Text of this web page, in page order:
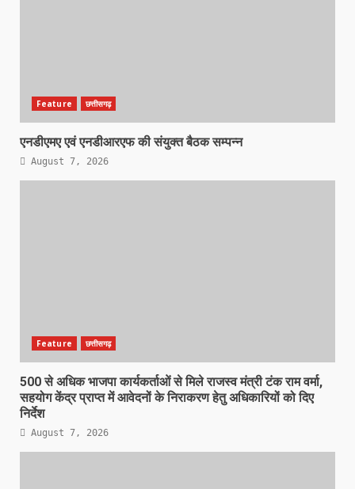
Feature छत्तीसगढ़
एनडीएमए एवं एनडीआरएफ की संयुक्त बैठक सम्पन्न
August 7, 2026
Feature छत्तीसगढ़
500 से अधिक भाजपा कार्यकर्ताओं से मिले राजस्व मंत्री टंक राम वर्मा,
सहयोग केंद्र प्राप्त में आवेदनों के निराकरण हेतु अधिकारियों को दिए
निर्देश
August 7, 2026